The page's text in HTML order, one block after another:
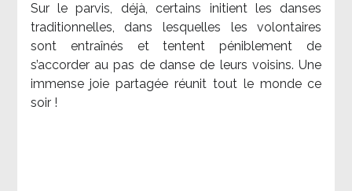
Sur le parvis, déjà, certains initient les danses
traditionnelles, dans lesquelles les volontaires
sont entraînés et tentent péniblement de
s’accorder au pas de danse de leurs voisins. Une
immense joie partagée réunit tout le monde ce
soir !